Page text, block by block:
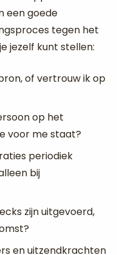
een goede
tegen het
jezelf kunt stellen:
of vertrouw ik op
op het
voor me staat?
periodiek
bij
zijn uitgevoerd,
en uitzendkrachten